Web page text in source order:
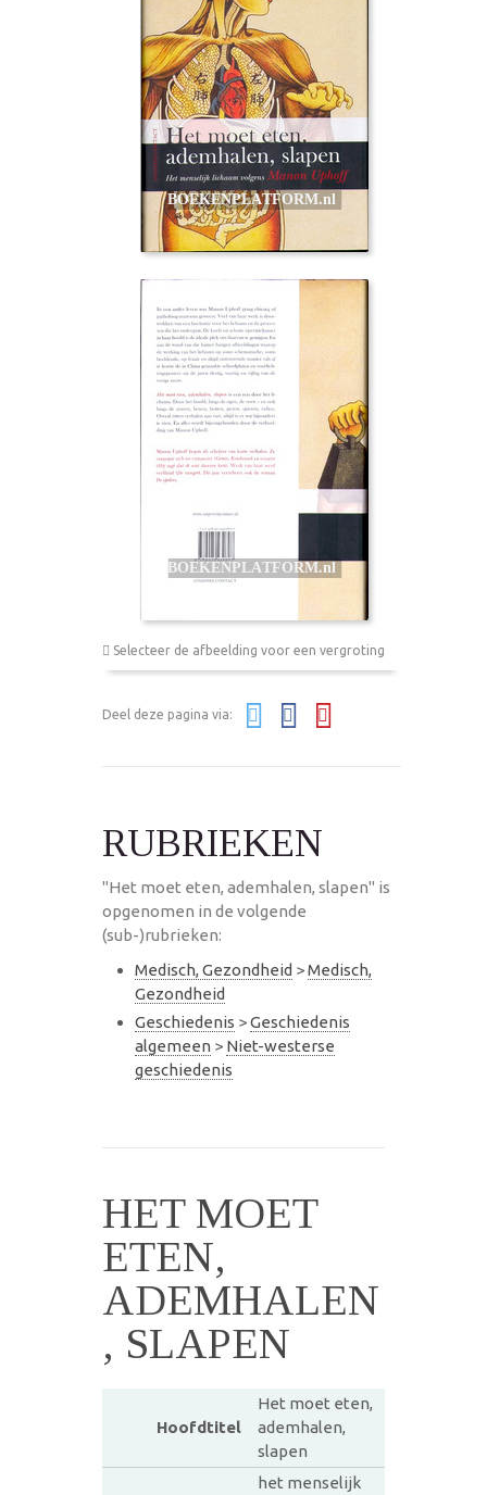
Selecteer de afbeelding voor een vergroting
Deel deze pagina via:
RUBRIEKEN
"Het moet eten, ademhalen, slapen" is
opgenomen in de volgende
(sub-)rubrieken:
Medisch, Gezondheid >Medisch,
Gezondheid
Geschiedenis >Geschiedenis
algemeen > Niet-westerse
geschiedenis
HET MOET
ETEN,
ADEMHALEN
, SLAPEN
Hoofdtitel
Het moet eten,
ademhalen,
slapen
het menselijk